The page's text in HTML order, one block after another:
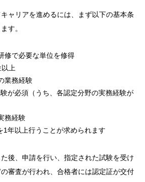
ャリアを進めるには、まず以下の基本条
す。
修で必要な単位を修得
上
業務経験
が必須（うち、各認定分野の実務経験が
務経験
1年以上行うことが求められます
後、申請を行い、指定された試験を受け
審査が行われ、合格者には認定証が交付